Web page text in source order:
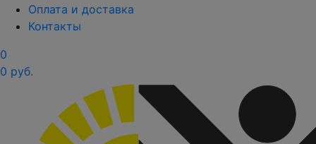
Оплата и доставка
Контакты
0
0 руб.